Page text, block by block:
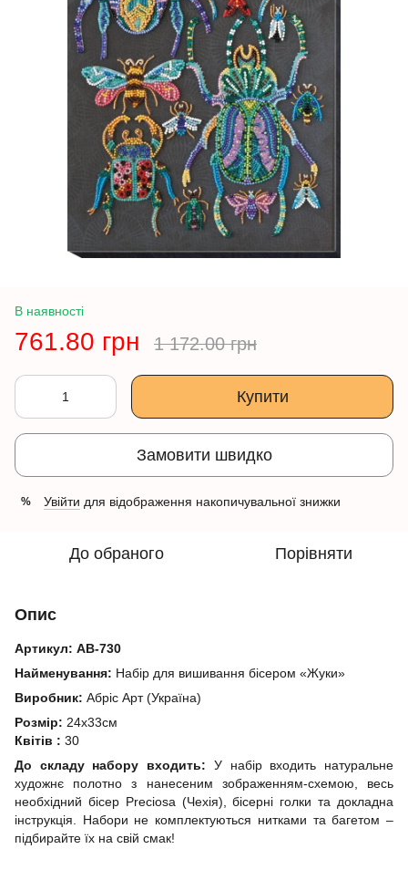
В наявності
761.80 грн 1 172.00 грн
Купити
Замовити швидко
% Увійти для відображення накопичувальної знижки
До обраного Порівняти
Опис
Артикул: АВ-730
Найменування: Набір для вишивання бісером «Жуки»
Виробник: Абріс Арт (Україна)
Розмір: 24х33см
Квітів : 30
До складу набору входить:
У набір входить натуральне
художнє полотно з нанесеним зображенням-схемою, весь
необхідний бісер Preciosa (Чехія), бісерні голки та докладна
інструкція. Набори не комплектуються нитками та багетом –
підбирайте їх на свій смак!